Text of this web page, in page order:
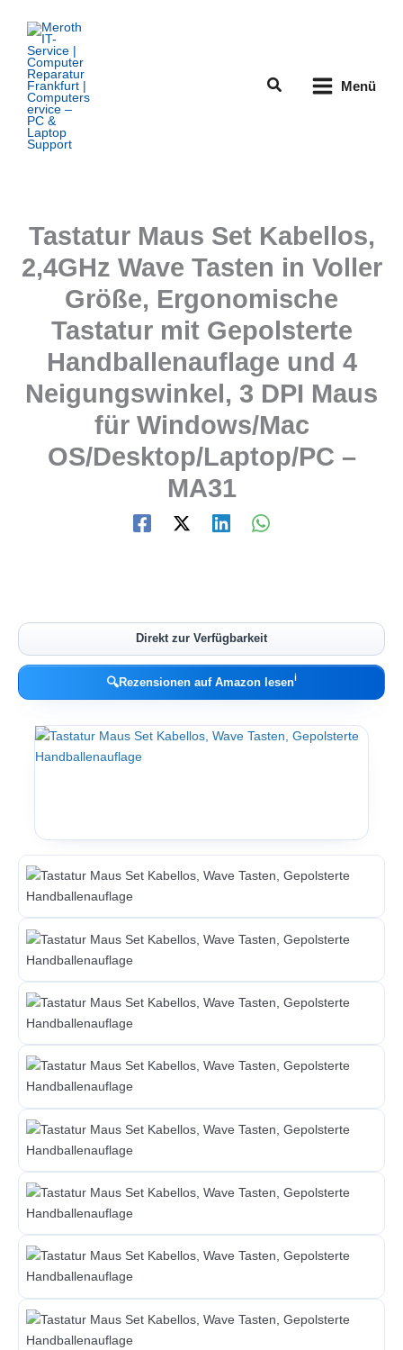
Inhalt
springen
Suchen Menü
Tastatur Maus Set Kabellos,
2,4GHz Wave Tasten in Voller
Größe, Ergonomische
Tastatur mit Gepolsterte
Handballenauflage und 4
Neigungswinkel, 3 DPI Maus
für Windows/Mac
OS/Desktop/Laptop/PC –
MA31
Direkt zur Verfügbarkeit
🔍Rezensionen auf Amazon lesenℹ︎